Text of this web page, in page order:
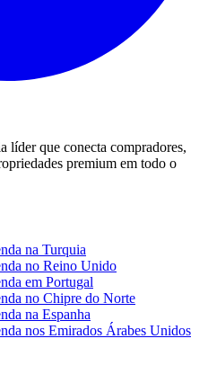
líder que conecta compradores,
premium em todo o
na Turquia
no Reino Unido
em Portugal
no Chipre do Norte
na Espanha
nos Emirados Árabes Unidos